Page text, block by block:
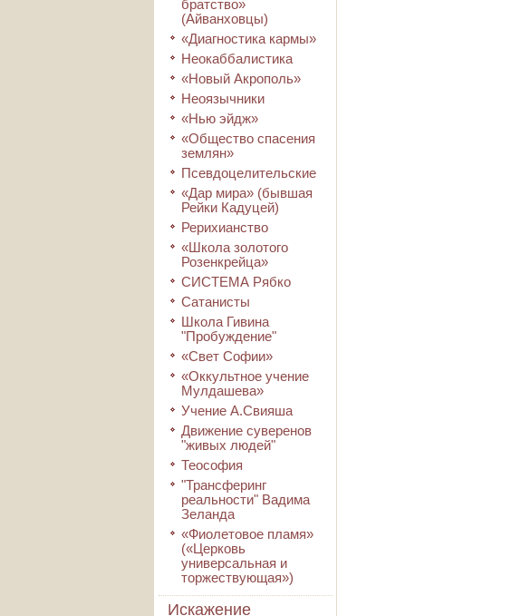
братство»
(Айванховцы)
«Диагностика кармы»
Неокаббалистика
«Новый Акрополь»
Неоязычники
«Нью эйдж»
«Общество спасения
землян»
Псевдоцелительские
«Дар мира» (бывшая
Рейки Кадуцей)
Рерихианство
«Школа золотого
Розенкрейца»
СИСТЕМА Рябко
Сатанисты
Школа Гивина
"Пробуждение"
«Свет Софии»
«Оккультное учение
Мулдашева»
Учение А.Свияша
Движение суверенов
"живых людей"
Теософия
"Трансферинг
реальности" Вадима
Зеланда
«Фиолетовое пламя»
(«Церковь
универсальная и
торжествующая»)
Искажение